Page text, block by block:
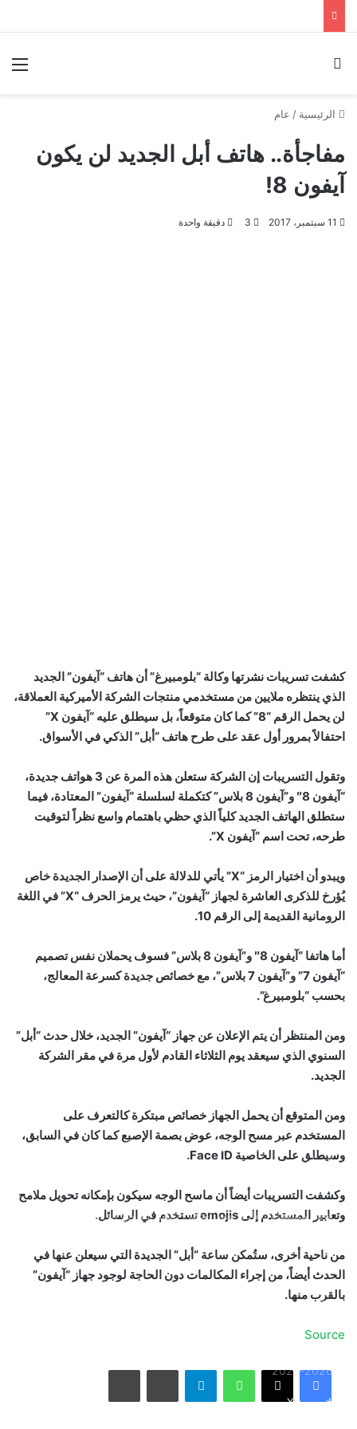
الرئيسية / عام
مفاجأة.. هاتف أبل الجديد لن يكون
آيفون 8!
11 سبتمبر، 2017 3 دقيقة واحدة
كشفت تسريبات نشرتها وكالة “بلومبيرغ” أن هاتف “آيفون” الجديد
الذي ينتظره ملايين من مستخدمي منتجات الشركة الأميركية العملاقة،
لن يحمل الرقم “8” كما كان متوقعاً، بل سيطلق عليه “آيفون X”
احتفالاً بمرور أول عقد على طرح هاتف “أبل” الذكي في الأسواق.
وتقول التسريبات إن الشركة ستعلن هذه المرة عن 3 هواتف جديدة،
“آيفون 8″ و”آيفون 8 بلاس” كتكملة لسلسلة “آيفون” المعتادة، فيما
ستطلق الهاتف الجديد كلياً الذي حظي باهتمام واسع نظراً لتوقيت
طرحه، تحت اسم “آيفون X”.
ويبدو أن اختيار الرمز “X” يأتي للدلالة على أن الإصدار الجديدة خاص
يُؤرخ للذكرى العاشرة لجهاز “آيفون”، حيث يرمز الحرف “X” في اللغة
الرومانية القديمة إلى الرقم 10.
أما هاتفا “آيفون 8″ و”آيفون 8 بلاس” فسوف يحملان نفس تصميم
“آيفون 7” و”آيفون 7 بلاس”، مع خصائص جديدة كسرعة المعالج،
بحسب “بلومبيرغ”.
ومن المنتظر أن يتم الإعلان عن جهاز “آيفون” الجديد، خلال حدث “أبل”
السنوي الذي سيعقد يوم الثلاثاء القادم لأول مرة في مقر الشركة
الجديد.
ومن المتوقع أن يحمل الجهاز خصائص مبتكرة كالتعرف على
المستخدم عبر مسح الوجه، عوض بصمة الإصبع كما كان في السابق،
وسيطلق على الخاصية Face ID.
وكشفت التسريبات أيضاً أن ماسح الوجه سيكون بإمكانه تحويل ملامح
وتعابير المستخدم إلى emojis تستخدم في الرسائل.
من ناحية أخرى، ستُمكن ساعة “أبل” الجديدة التي سيعلن عنها في
الحدث أيضاً، من إجراء المكالمات دون الحاجة لوجود جهاز “آيفون”
بالقرب منها.
Source
فيسبوك X
واتساب تيلقرام مشاركة عبر البريد طباعة
بالصور: 800 متر من الرعب في بامبلونا.. ثيران هائجة تسحق
المغامرين ولن تصدق ما يحدث في «حلبة الموت»!
ثنائية بيلينغهام القاتلة تقود إنجلترا لعبور النرويج إلى نصف نهائي
أمريكا تشنّ الجولة الثالثة من ضرباتها الجوية على إيران رداً على
هجوم بمضيق هرمز
2026-2027